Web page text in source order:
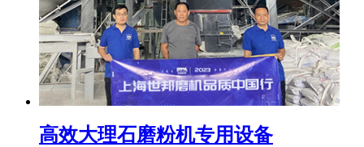
高效大理石磨粉机专用设备